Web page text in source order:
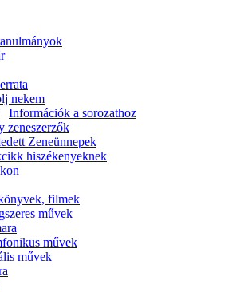
nekem
Információk a sorozathoz
zeneszerzők
Zeneünnepek
hiszékenyeknek
filmek
művek
művek
művek